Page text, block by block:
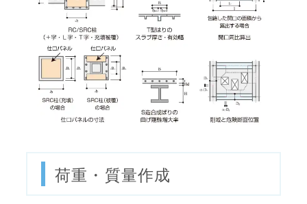
荷重・質量作成